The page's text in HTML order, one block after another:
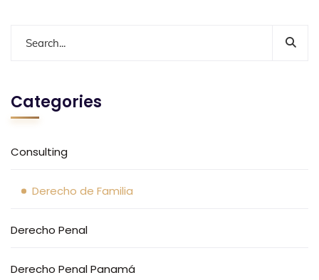
Categories
Consulting
Derecho de Familia
Derecho Penal
Derecho Penal Panamá